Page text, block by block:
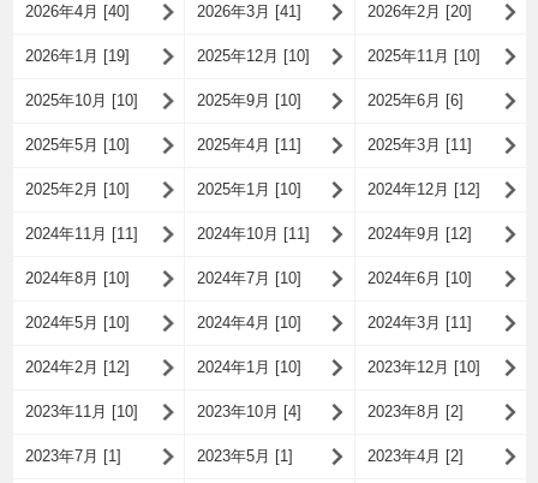
2026年4月 [40] 2026年3月 [41] 2026年2月 [20]
2026年1月 [19] 2025年12月 [10] 2025年11月 [10]
2025年10月 [10] 2025年9月 [10] 2025年6月 [6]
2025年5月 [10] 2025年4月 [11] 2025年3月 [11]
2025年2月 [10] 2025年1月 [10] 2024年12月 [12]
2024年11月 [11] 2024年10月 [11] 2024年9月 [12]
2024年8月 [10] 2024年7月 [10] 2024年6月 [10]
2024年5月 [10] 2024年4月 [10] 2024年3月 [11]
2024年2月 [12] 2024年1月 [10] 2023年12月 [10]
2023年11月 [10] 2023年10月 [4] 2023年8月 [2]
2023年7月 [1] 2023年5月 [1] 2023年4月 [2]